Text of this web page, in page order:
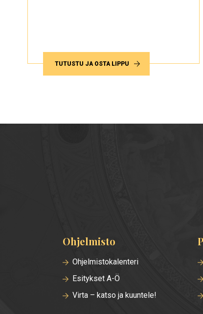
TUTUSTU JA OSTA LIPPU
Alatunnisteen
valikko
Ohjelmisto
Ohjelmistokalenteri
Esitykset A-Ö
Virta – katso ja kuuntele!